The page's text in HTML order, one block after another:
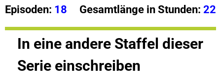
Episoden: 18 Gesamtlänge in Stunden: 22
In eine andere Staffel dieser
Serie einschreiben